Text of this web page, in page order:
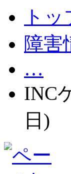
ト
障害
…
INC
日)